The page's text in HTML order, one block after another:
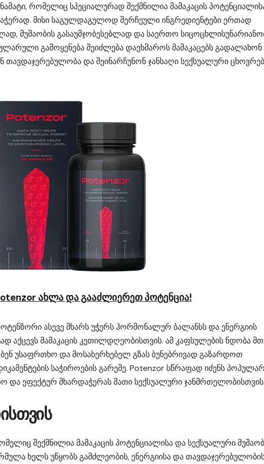
რომელიც სპეციალურად შექმნილია მამაკაცის
მისი საგულდაგულოდ შერჩეული ინგრედიენტები ერთად
მუშაობის გასაუმჯობესებლად და საერთო
გამოყენება შეიძლება დაეხმაროს მამაკაცებს გადალახონ
და შეინარჩუნონ ჯანსაღი სექსუალური
ახლა და გააძლიერეთ პოტენცია!
ასევე მხარს უჭერს ჰორმონალურ ბალანსს და ენერგიის
აქცევს მამაკაცის კეთილდღეობისთვის. ამ კაფსულების ნდობა
უსაფრთხო და მოსახერხებელ გზას ბუნებრივად გაზარდოთ
საჭიროების გარეშე. Potenzor სწრაფად იძენს
და ეფექტურ მხარდაჭერას მათი სექსუალური ჯანმრთელობისთვის.
შექმნილია მამაკაცის პოტენციალისა და სექსუალური
ხელს უწყობს გამძლეობის, ენერგიისა და